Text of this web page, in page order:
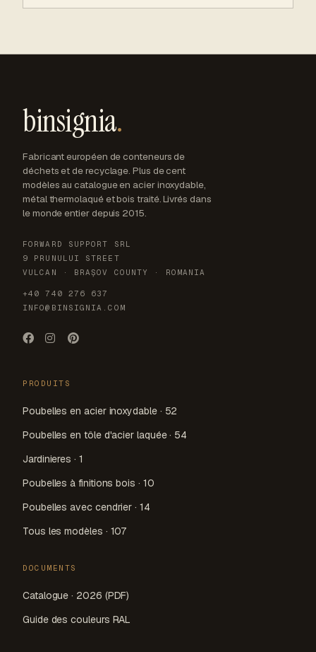
binsignia.
Fabricant européen de conteneurs de
déchets et de recyclage. Plus de cent
modèles au catalogue en acier inoxydable,
métal thermolaqué et bois traité. Livrés dans
le monde entier depuis 2015.
FORWARD SUPPORT SRL
9 PRUNULUI STREET
VULCAN · BRAȘOV COUNTY · ROMANIA
+40 740 276 637
INFO@BINSIGNIA.COM
PRODUITS
Poubelles en acier inoxydable · 52
Poubelles en tôle d'acier laquée · 54
Jardinieres · 1
Poubelles à finitions bois · 10
Poubelles avec cendrier · 14
Tous les modèles · 107
DOCUMENTS
Catalogue · 2026 (PDF)
Guide des couleurs RAL